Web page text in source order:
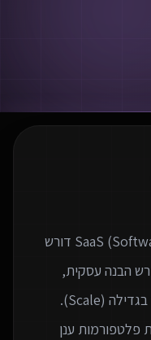
פיתוח מערכת SaaS (Software as a Service) דורש
הבנה עסקית,
פלטפורמות ענן